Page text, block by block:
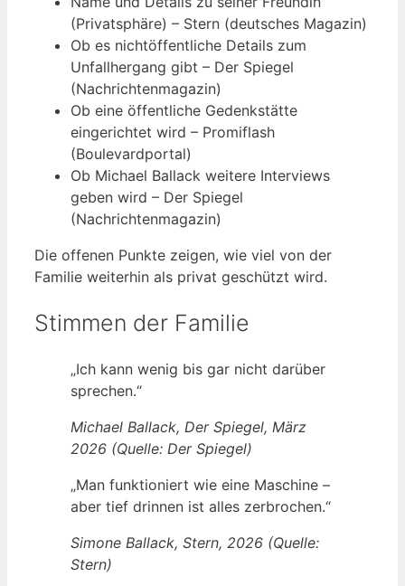
(Privatsphäre) – Stern (deutsches Magazin)
Ob es nichtöffentliche Details zum
Unfallhergang gibt – Der Spiegel
(Nachrichtenmagazin)
Ob eine öffentliche Gedenkstätte
eingerichtet wird – Promiflash
(Boulevardportal)
Ob Michael Ballack weitere Interviews
geben wird – Der Spiegel
(Nachrichtenmagazin)
Die offenen Punkte zeigen, wie viel von der
Familie weiterhin als privat geschützt wird.
Stimmen der Familie
„Ich kann wenig bis gar nicht darüber
sprechen.“
Michael Ballack, Der Spiegel, März
2026 (Quelle: Der Spiegel)
„Man funktioniert wie eine Maschine –
aber tief drinnen ist alles zerbrochen.“
Simone Ballack, Stern, 2026 (Quelle:
Stern)